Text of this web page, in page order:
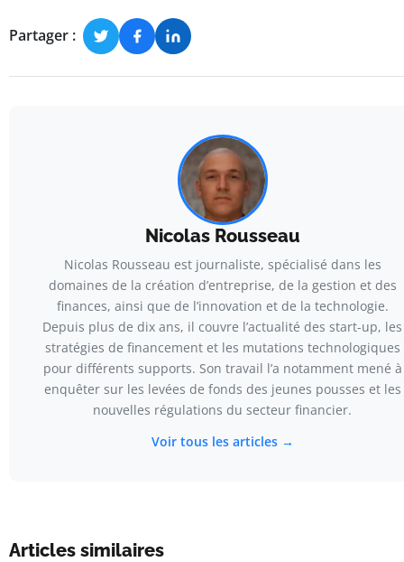
Partager :
Nicolas Rousseau
Nicolas Rousseau est journaliste, spécialisé dans les
domaines de la création d’entreprise, de la gestion et des
finances, ainsi que de l’innovation et de la technologie.
Depuis plus de dix ans, il couvre l’actualité des start-up, les
stratégies de financement et les mutations technologiques
pour différents supports. Son travail l’a notamment mené à
enquêter sur les levées de fonds des jeunes pousses et les
nouvelles régulations du secteur financier.
Voir tous les articles →
Articles similaires